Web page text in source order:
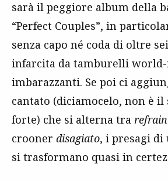
sarà il peggiore album della
“Perfect Couples”, in
senza capo né coda di oltre
infarcita da tamburelli
imbarazzanti. Se poi ci
cantato (diciamocelo, non è il
forte) che si alterna tra refrain
crooner disagiato, i presagi
si trasformano quasi in